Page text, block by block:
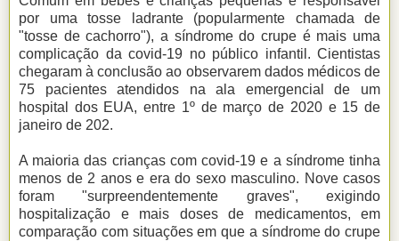
por uma tosse ladrante (popularmente chamada de
"tosse de cachorro"), a síndrome do crupe é mais uma
complicação da covid-19 no público infantil. Cientistas
chegaram à conclusão ao observarem dados médicos de
75 pacientes atendidos na ala emergencial de um
hospital dos EUA, entre 1º de março de 2020 e 15 de
janeiro de 202.
A maioria das crianças com covid-19 e a síndrome tinha
menos de 2 anos e era do sexo masculino. Nove casos
foram "surpreendentemente graves", exigindo
hospitalização e mais doses de medicamentos, em
comparação com situações em que a síndrome do crupe